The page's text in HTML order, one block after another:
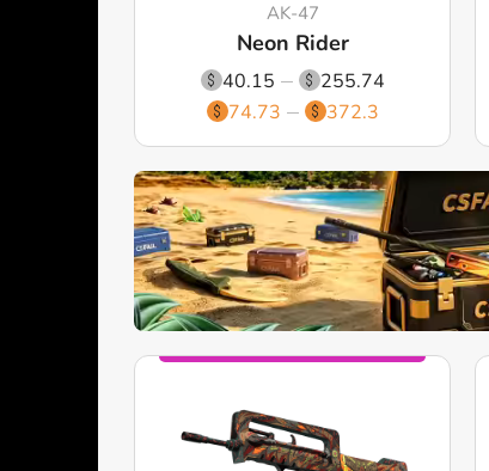
AK-47
Neon Rider
40.15
255.74
74.73
372.3